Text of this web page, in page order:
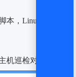
本，Linux巡检
机巡检对象。